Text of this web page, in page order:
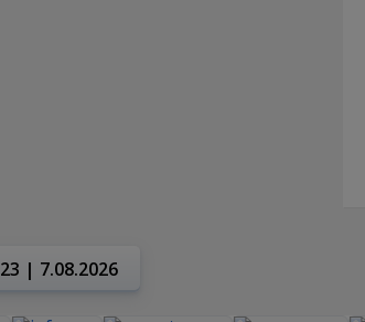
| 7.08.2026